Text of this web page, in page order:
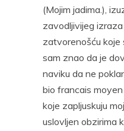
(Mojim jadima.),
zavodljivijeg
zatvorenošću koje
sam znao da je
naviku da ne
bio francais
koje zapljuskuju
uslovljen obzirima